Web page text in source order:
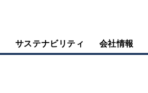
サステナビリティ 会社情報